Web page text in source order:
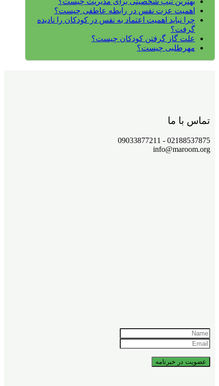
اهمیت عزت نفس در رابطه عاطفی چیست؟
چرا نباید اهمیت اعتماد به نفس در کودکان را نادیده
گرفت؟
علت گاز گرفتن کودکان چیست؟
مهرطلبی چیست؟
تماس با ما
02188537875 - 09033877211
info@maroom.org